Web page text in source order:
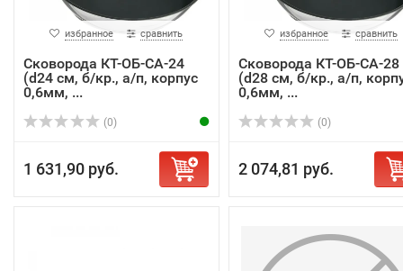
избранное сравнить
Сковорода КТ-ОБ-СА-24
(d24 см, б/кр., а/п, корпус
0,6мм, ...
(0)
1 631,90 руб.
избранное сравнить
Сковорода КТ-ОБ-СА-28
(d28 см, б/кр., а/п,
0,6мм, ...
(0)
2 074,81 руб.